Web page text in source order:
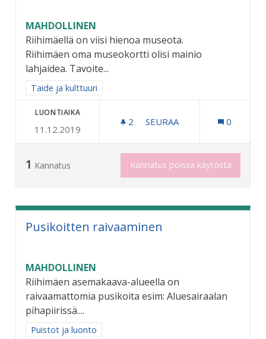
MAHDOLLINEN
Riihimäellä on viisi hienoa museota.
Riihimäen oma museokortti olisi mainio
lahjaidea. Tavoite...
Rajaa tulokset aihepiirin mukaan: Taide ja kulttuuri
Taide ja kulttuuri
LUONTIAIKA
11.12.2019
2 2 SEURAAJAA
SEURAA 0
1 Kannatus Kannatus poissa käytöstä
Pusikoitten raivaaminen
MAHDOLLINEN
Riihimäen asemakaava-alueella on
raivaamattomia pusikoita esim: Aluesairaalan
pihapiirissä....
Rajaa tulokset aihepiirin mukaan: Puistot ja luonto
Puistot ja luonto